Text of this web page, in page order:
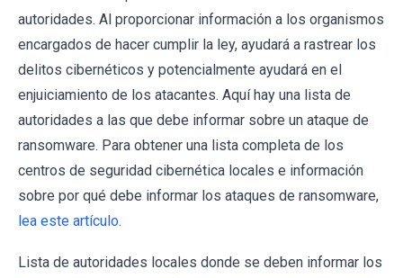
autoridades. Al proporcionar información a los organismos
encargados de hacer cumplir la ley, ayudará a rastrear los
delitos cibernéticos y potencialmente ayudará en el
enjuiciamiento de los atacantes. Aquí hay una lista de
autoridades a las que debe informar sobre un ataque de
ransomware. Para obtener una lista completa de los
centros de seguridad cibernética locales e información
sobre por qué debe informar los ataques de ransomware,
lea este artículo.
Lista de autoridades locales donde se deben informar los